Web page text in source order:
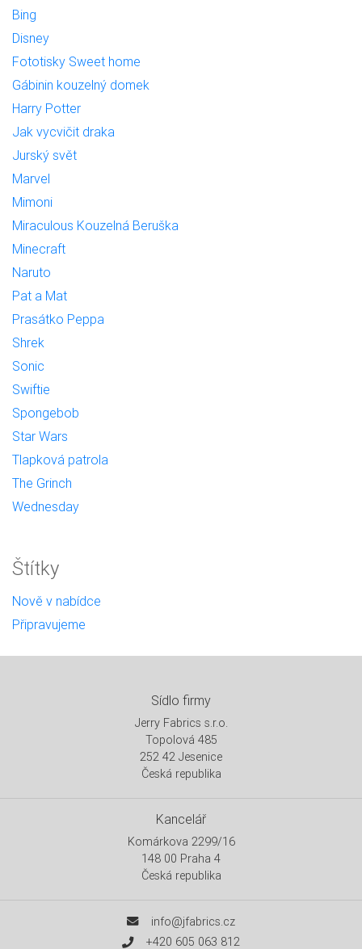
Bing
Disney
Fototisky Sweet home
Gábinin kouzelný domek
Harry Potter
Jak vycvičit draka
Jurský svět
Marvel
Mimoni
Miraculous Kouzelná Beruška
Minecraft
Naruto
Pat a Mat
Prasátko Peppa
Shrek
Sonic
Swiftie
Spongebob
Star Wars
Tlapková patrola
The Grinch
Wednesday
Štítky
Nově v nabídce
Připravujeme
Sídlo firmy
Jerry Fabrics s.r.o.
Topolová 485
252 42 Jesenice
Česká republika
Kancelář
Komárkova 2299/16
148 00 Praha 4
Česká republika
info@jfabrics.cz
+420 605 063 812